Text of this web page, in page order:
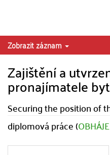
Zobrazit záznam
Zajištění a
pronajímatele
Securing the position of
diplomová práce (